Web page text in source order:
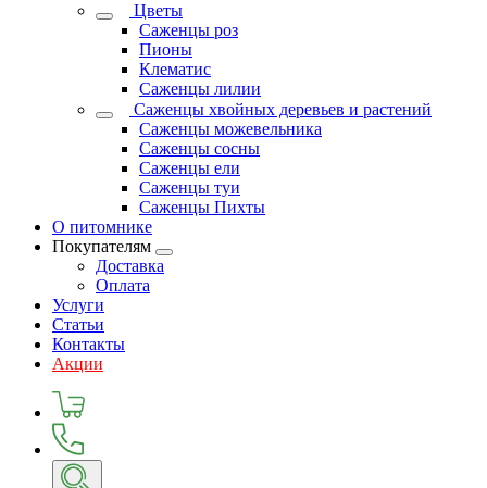
Цветы
Саженцы роз
Пионы
Клематис
Саженцы лилии
Саженцы хвойных деревьев и растений
Саженцы можевельника
Саженцы сосны
Саженцы ели
Саженцы туи
Саженцы Пихты
О питомнике
Покупателям
Доставка
Оплата
Услуги
Статьи
Контакты
Акции